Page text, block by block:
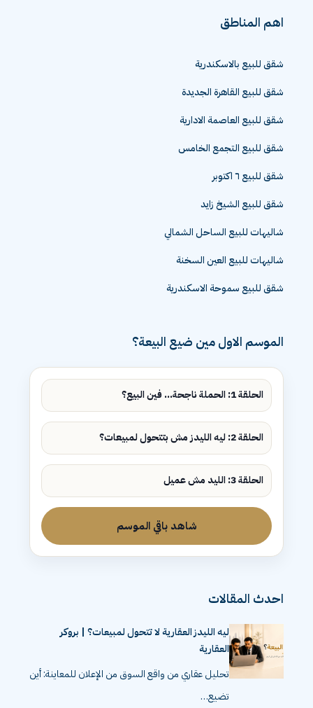
اهم المناطق
شقق للبيع بالاسكندرية
شقق للبيع القاهرة الجديدة
شقق للبيع العاصمة الادارية
شقق للبيع التجمع الخامس
شقق للبيع ٦ اكتوبر
شقق للبيع الشيخ زايد
شاليهات للبيع الساحل الشمالي
شاليهات للبيع العين السخنة
شقق للبيع سموحة الاسكندرية
الموسم الاول مين ضيع البيعة؟
الحلقة 1: الحملة ناجحة... فين البيع؟
الحلقة 2: ليه الليدز مش بتتحول لمبيعات؟
الحلقة 3: الليد مش عميل
شاهد باقي الموسم
احدث المقالات
ليه الليدز العقارية لا تتحول لمبيعات؟ | بروكر
العقارية
تحليل عقاري من واقع السوق من الإعلان للمعاينة: أين
تضيع…